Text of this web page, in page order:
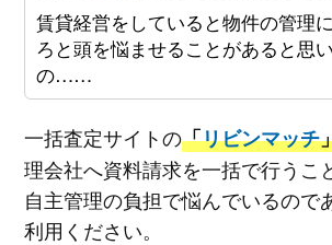
賃貸経営をしていると物件の管理
ろと頭を悩ませることがあると思
の……
一括査定サイトの「リビンマッチ
理会社へ資料請求を一括で行うこ
自主管理の負担で悩んでいるので
利用ください。